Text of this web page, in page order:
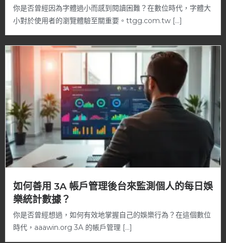
你是否曾經因為字體過小而感到閱讀困難？在數位時代，字體大
小對於使用者的瀏覽體驗至關重要。ttgg.com.tw […]
如何善用 3A 帳戶管理後台來監測個人的每日娛
樂統計數據？
你是否曾經想過，如何有效地掌握自己的娛樂行為？在這個數位
時代，aaawin.org 3A 的帳戶管理 […]